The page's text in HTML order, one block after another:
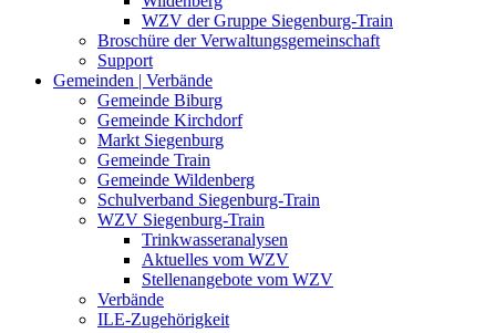
WZV der Gruppe Siegenburg-Train
Broschüre der Verwaltungsgemeinschaft
Support
Gemeinden | Verbände
Gemeinde Biburg
Gemeinde Kirchdorf
Markt Siegenburg
Gemeinde Train
Gemeinde Wildenberg
Schulverband Siegenburg-Train
WZV Siegenburg-Train
Trinkwasseranalysen
Aktuelles vom WZV
Stellenangebote vom WZV
Verbände
ILE-Zugehörigkeit